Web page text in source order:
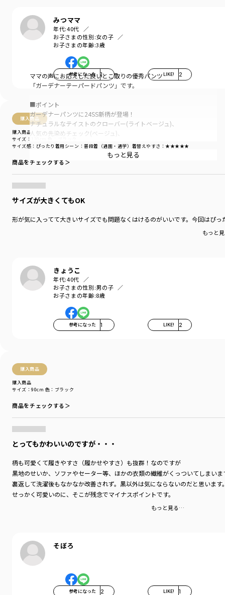
みつママ
年代:40代
お子さまの性別:女の子
お子さまの年齢:3歳
参考になった 1 LIKE! 2
購入商品
購入商品
サイズ感 ：ぴったり 着用シーン ：普段着（通園・通学） 着替えやすさ ：★★★★★
サイズ：130cm
商品をチェックする＞
サイズが大きくてもOK
形が気に入ってて大きいサイズでも問題なくはけるのがいいです。今回はぴ
もっと
きょうこ
年代:40代
お子さまの性別:男の子
お子さまの年齢:8歳
参考になった 1 LIKE! 2
購入商品
購入商品
サイズ：90cm 色：ブラック
商品をチェックする＞
とってもかわいいのですが・・・
柄も可愛くて履きやすさ（履かせやすさ）も抜群！なのですが
黒地のせいか、ソファやセーター等、ほかの衣類の繊維がくっついてしまいま
裏返して洗濯後もなかなか改善されず。黒以外は気にならないのだと思います
せっかく可愛いのに、そこが残念でマイナスポイントです。
もっと見る…
そぼろ
参考になった 2 LIKE! 1
ママの声にお応えした良いとこ取りの優秀パンツ
「ガーデナーテーパードパンツ」です。
■ポイント
ガーデナーパンツに24SS新柄が登場！
ナチュラルなテイストのクローバー(ライトベージュ)、
人気の先染めチェック(ベージュ)、
履くだけでキマるカミナリ(ブラック)の3色展開です。
子どもがはきやすく動きやすい立体的なシルエット。
生地を使用しています。
ゆったりとした腰回りから、裾はすっきりと。
フラッシャーが付いています。
ポケット：あり
ウエストゴム調整：可
着用イメージ/カラー：ベージュ
モデル：身長109.0cm 体重18.0kg
ブランド
シーズン
カテゴリ
カラー
／
性別タイプ
もっと見る